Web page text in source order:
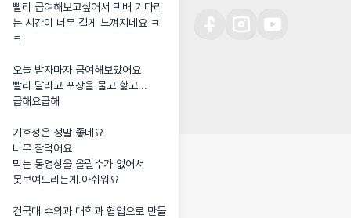
빨리 급여해보고싶어서 택배 기다리
는 시간이 너무 길게 느껴지네요 ㅋ
ㅋ
오늘 받자마자 급여해보았어요
빨리 달라고 포장을 물고 핥고...
급해요급해
기호성은 정말 좋네요
너무 잘먹어요
먹는 동영상을 올릴수가 없어서
못보여드리는게.아쉬워요
건국대 수의과 대학과 협업으로 만들